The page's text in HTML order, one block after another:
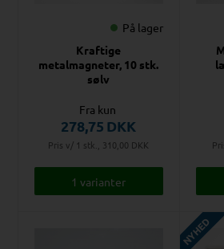
På lager
Kraftige
metalmagneter, 10 stk.
sølv
Fra kun
278,75 DKK
Pris v/ 1 stk., 310,00 DKK
1 varianter
NYHED